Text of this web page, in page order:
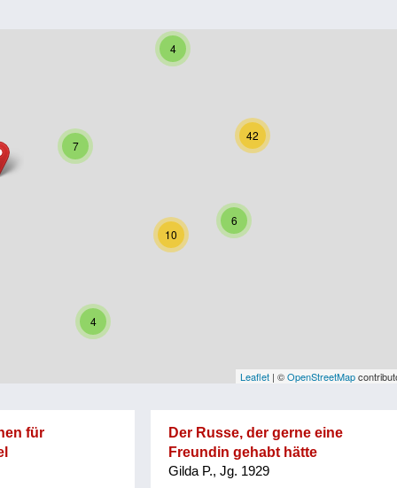
10
7
4
4
6
42
Leaflet | ©OpenStreetMap
für
Der Russe, der gerne eine
Freundin gehabt hätte
Gilda P., Jg. 1929